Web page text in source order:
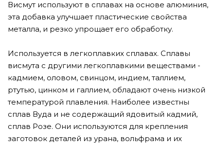
Висмут используют в сплавах на основе алюминия,
эта добавка улучшает пластические свойства
металла, и резко упрощает его обработку.
Используется в легкоплавких сплавах. Сплавы
висмута с другими легкоплавкими веществами -
кадмием, оловом, свинцом, индием, таллием,
ртутью, цинком и галлием, обладают очень низкой
температурой плавления. Наиболее известны
сплав Вуда и не содержащий ядовитый кадмий,
сплав Розе. Они используются для крепления
заготовок деталей из урана, вольфрама и их